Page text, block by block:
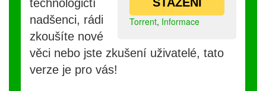
Torrent, Informace
technologičtí
nadšenci, rádi
zkoušíte nové
věci nebo jste zkušení uživatelé, tato
verze je pro vás!